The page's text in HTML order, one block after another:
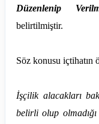
Düzenlenip
belirtilmiştir.
Söz konusu içtihatın
İşçilik alacakları
belirli olup